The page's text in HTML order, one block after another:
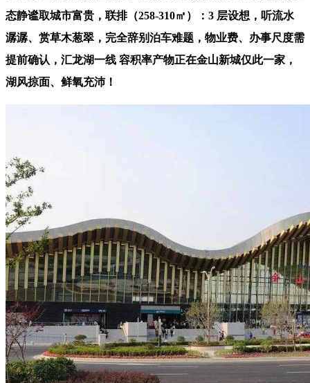
态静谧取城市富贵，联排（258-310㎡）：3 层设想，听流水
潺潺、赏草木葱翠，完全辞别泊车难题，物业费、办事尺度需
提前确认，汇龙湖一线 容积率产物正在金山新城仅此一家，
湖风掠面、鲜氧充沛！